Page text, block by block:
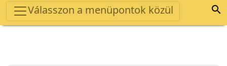
Válasszon a menüpontok közül 